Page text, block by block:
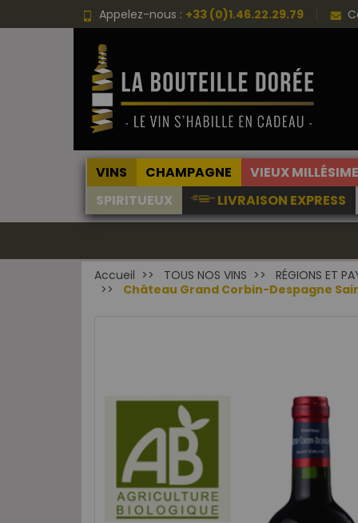
Appelez-nous : +33 (0)1.46.22.29.79
VINS CHAMPAGNE VIEUX
SPIRITUEUX
LIVRAISON EXPRESS
Accueil TOUS NOS VINS RÉGIONS ET
Château Grand Corbin-Despagne